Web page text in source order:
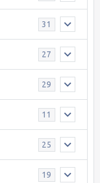
31
27
29
11
25
19